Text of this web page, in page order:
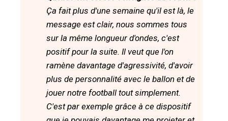
Ça fait plus d'une semaine qu'il est là, le
message est clair, nous sommes tous
sur la même longueur d'ondes, c'est
positif pour la suite. Il veut que l'on
ramène davantage d'agressivité, d'avoir
plus de personnalité avec le ballon et de
jouer notre football tout simplement.
C'est par exemple grâce à ce dispositif